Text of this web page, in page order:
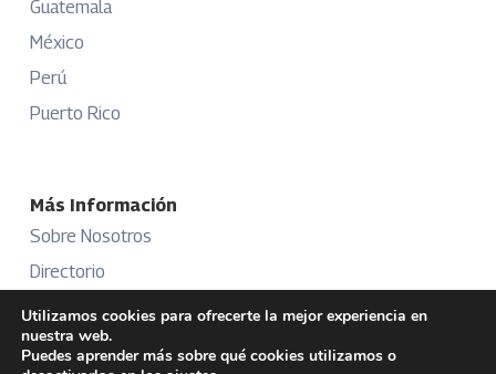
Guatemala
México
Perú
Puerto Rico
Más Información
Sobre Nosotros
Directorio
Aviso Legal
Términos y Condiciones
Utilizamos cookies para ofrecerte la mejor experiencia en
nuestra web.
Puedes aprender más sobre qué cookies utilizamos o